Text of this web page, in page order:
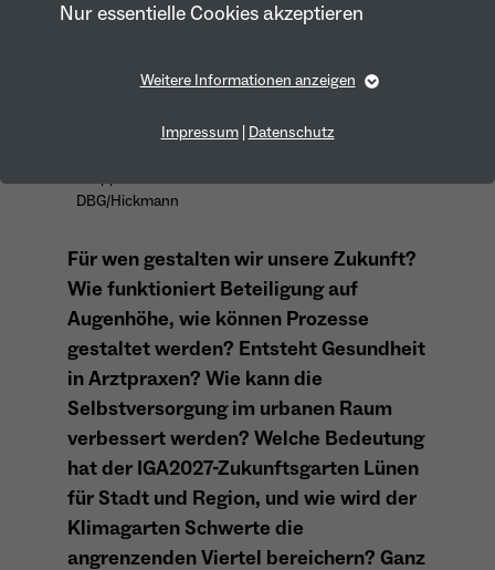
Nur essentielle Cookies akzeptieren
Essentielle Cookies werden für grundlegende Funktionen
Name fe_typo_user
Anbieter TYPO3
Zweck
Dieses Cookie wird verwendet, um Ihre
Cookie-Einstellungen für diese Website zu
speichern.
Name PHPSESSID
Anbieter Session Cookies
Cookie-Informationen anzeigen
Marketing
Marketing-Cookies werden von uns verwendet, um das
Verhalten der Besuchenden auf der Webseite
nachzuvollziehen. Es hilft uns die Nutzererfahrung der
Website zu analysieren und die Inhalte zu verbessern.
Name _pk_id*
Anbieter Matomo
Laufzeit 13 Monate
Dient zur anonymen Wiedererkennung eines
Cookie-Informationen anzeigen
Aktivierung Mehrsprachigkeit
Diese Cookies ermöglichen die automatische Übersetzung
der Website-Inhalte durch GTranslate.
Weitere Informationen anzeigen
Impressum Datenschutz
DBG/Hickmann
Für wen gestalten wir unsere Zukunft?
Wie funktioniert Beteiligung auf
Augenhöhe, wie können Prozesse
gestaltet werden? Entsteht Gesundheit
in Arztpraxen? Wie kann die
Selbstversorgung im urbanen Raum
verbessert werden? Welche Bedeutung
hat der IGA2027-Zukunftsgarten Lünen
für Stadt und Region, und wie wird der
Klimagarten Schwerte die
angrenzenden Viertel bereichern? Ganz